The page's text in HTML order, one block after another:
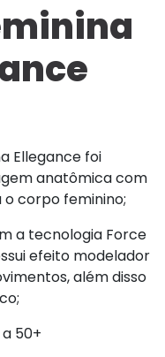
Ellegance foi
anatômica com
corpo feminino;
a tecnologia Force
efeito modelador
além disso
50+